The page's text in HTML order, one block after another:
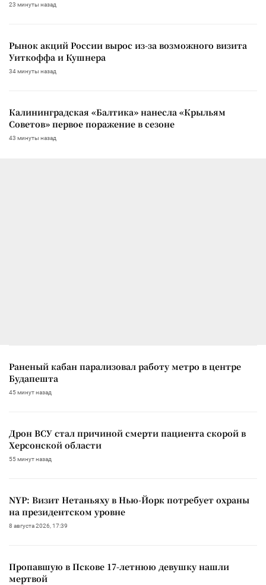
23 минуты назад
Рынок акций России вырос из-за возможного визита
Уиткоффа и Кушнера
34 минуты назад
Калининградская «Балтика» нанесла «Крыльям
Советов» первое поражение в сезоне
43 минуты назад
Раненый кабан парализовал работу метро в центре
Будапешта
45 минут назад
Дрон ВСУ стал причиной смерти пациента скорой в
Херсонской области
55 минут назад
NYP: Визит Нетаньяху в Нью-Йорк потребует охраны
на президентском уровне
8 августа 2026, 17:39
Пропавшую в Пскове 17-летнюю девушку нашли
мертвой